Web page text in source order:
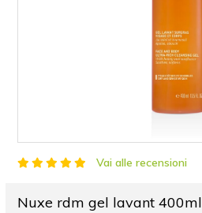
Vai alle recensioni
Nuxe rdm gel lavant 400ml